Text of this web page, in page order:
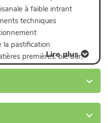
à faible intrant
techniques
la pastification
premières: blé dur,
légumes secs
Lire plus